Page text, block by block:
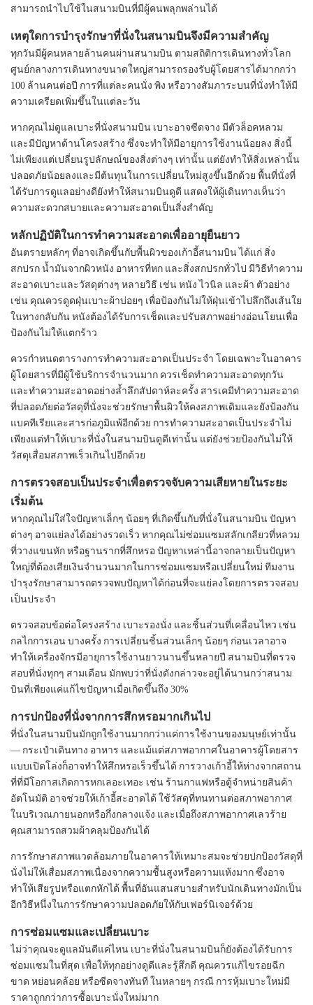
สามารถนำไปใช้ในสนามบินที่มีผู้คนพลุกพล่านได้
เหตุใดการบำรุงรักษาที่นั่งในสนามบินจึงมีความสำคัญ
ทุกวันมีผู้คนหลายล้านคนผ่านสนามบิน ตามสถิติการเดินทางทั่วโลก
ศูนย์กลางการเดินทางขนาดใหญ่สามารถรองรับผู้โดยสารได้มากกว่า
100 ล้านคนต่อปี การที่แต่ละคนนั่ง พิง หรือวางสัมภาระบนที่นั่งทำให้มี
ความเครียดเพิ่มขึ้นในแต่ละวัน
หากคุณไม่ดูแลเบาะที่นั่งสนามบิน เบาะอาจซีดจาง มีตัวล็อคหลวม
และมีปัญหาด้านโครงสร้าง ซึ่งจะทำให้มีอายุการใช้งานน้อยลง สิ่งนี้
ไม่เพียงแต่เปลี่ยนรูปลักษณ์ของสิ่งต่างๆ เท่านั้น แต่ยังทำให้สิ่งเหล่านั้น
ปลอดภัยน้อยลงและมีต้นทุนในการเปลี่ยนใหม่สูงขึ้นอีกด้วย พื้นที่นั่งที่
ได้รับการดูแลอย่างดียังทำให้สนามบินดูดี แสดงให้ผู้เดินทางเห็นว่า
ความสะดวกสบายและความสะอาดเป็นสิ่งสำคัญ
หลักปฏิบัติในการทำความสะอาดเพื่ออายุยืนยาว
อันตรายหลักๆ ที่อาจเกิดขึ้นกับพื้นผิวของเก้าอี้สนามบิน ได้แก่ สิ่ง
สกปรก น้ำมันจากผิวหนัง อาหารที่หก และสิ่งสกปรกทั่วไป มีวิธีทำความ
สะอาดเบาะและวัสดุต่างๆ หลายวิธี เช่น หนัง ไวนิล และผ้า ตัวอย่าง
เช่น คุณควรดูดฝุ่นเบาะผ้าบ่อยๆ เพื่อป้องกันไม่ให้ฝุ่นเข้าไปลึกถึงเส้นใย
ในทางกลับกัน หนังต้องได้รับการเช็ดและปรับสภาพอย่างอ่อนโยนเพื่อ
ป้องกันไม่ให้แตกร้าว
ควรกำหนดตารางการทำความสะอาดเป็นประจำ โดยเฉพาะในอาคาร
ผู้โดยสารที่มีผู้ใช้บริการจำนวนมาก ควรเช็ดทำความสะอาดทุกวัน
และทำความสะอาดอย่างล้ำลึกสัปดาห์ละครั้ง สารเคมีทำความสะอาด
ที่ปลอดภัยต่อวัสดุที่นั่งจะช่วยรักษาพื้นผิวให้คงสภาพเดิมและยังป้องกัน
แบคทีเรียและสารก่อภูมิแพ้อีกด้วย การทำความสะอาดเป็นประจำไม่
เพียงแต่ทำให้เบาะที่นั่งในสนามบินดูดีเท่านั้น แต่ยังช่วยป้องกันไม่ให้
วัสดุเสื่อมสภาพเร็วเกินไปอีกด้วย
การตรวจสอบเป็นประจำเพื่อตรวจจับความเสียหายในระยะ
เริ่มต้น
หากคุณไม่ใส่ใจปัญหาเล็กๆ น้อยๆ ที่เกิดขึ้นกับที่นั่งในสนามบิน ปัญหา
ต่างๆ อาจแย่ลงได้อย่างรวดเร็ว หากคุณไม่ซ่อมแซมสลักเกลียวที่หลวม
ที่วางแขนหัก หรือฐานรากที่สึกหรอ ปัญหาเหล่านี้อาจกลายเป็นปัญหา
ใหญ่ที่ต้องเสียเงินจำนวนมากในการซ่อมแซมหรือเปลี่ยนใหม่ ทีมงาน
บำรุงรักษาสามารถตรวจพบปัญหาได้ก่อนที่จะแย่ลงโดยการตรวจสอบ
เป็นประจำ
ตรวจสอบข้อต่อโครงสร้าง เบาะรองนั่ง และชิ้นส่วนที่เคลื่อนไหว เช่น
กลไกการเอน บางครั้ง การเปลี่ยนชิ้นส่วนเล็กๆ น้อยๆ ก่อนเวลาอาจ
ทำให้เครื่องจักรมีอายุการใช้งานยาวนานขึ้นหลายปี สนามบินที่ตรวจ
สอบที่นั่งทุกๆ สามเดือน มักพบว่าที่นั่งดังกล่าวจะอยู่ได้นานกว่าสนาม
บินที่เพียงแค่แก้ไขปัญหาเมื่อเกิดขึ้นถึง 30%
การปกป้องที่นั่งจากการสึกหรอมากเกินไป
ที่นั่งในสนามบินมักถูกใช้งานมากกว่าแค่การใช้งานของมนุษย์เท่านั้น
— กระเป๋าเดินทาง อาหาร และแม้แต่สภาพอากาศในอาคารผู้โดยสาร
แบบเปิดโล่งก็อาจทำให้สึกหรอเร็วขึ้นได้ การวางเก้าอี้ให้ห่างจากสถาน
ที่ที่มีโอกาสเกิดการหกเลอะเทอะ เช่น ร้านกาแฟหรือตู้จำหน่ายสินค้า
อัตโนมัติ อาจช่วยให้เก้าอี้สะอาดได้ ใช้วัสดุที่ทนทานต่อสภาพอากาศ
ในบริเวณภายนอกหรือกึ่งกลางแจ้ง และเมื่อถึงสภาพอากาศเลวร้าย
คุณสามารถสวมผ้าคลุมป้องกันได้
การรักษาสภาพแวดล้อมภายในอาคารให้เหมาะสมจะช่วยปกป้องวัสดุที่
นั่งไม่ให้เสื่อมสภาพเนื่องจากความชื้นสูงหรือความแห้งมาก ซึ่งอาจ
ทำให้เสียรูปหรือแตกหักได้ พื้นที่อันแสนสบายสำหรับนักเดินทางมักเป็น
อีกวิธีหนึ่งในการรักษาความปลอดภัยให้กับเฟอร์นิเจอร์ด้วย
การซ่อมแซมและเปลี่ยนเบาะ
ไม่ว่าคุณจะดูแลมันดีแค่ไหน เบาะที่นั่งในสนามบินก็ยังต้องได้รับการ
ซ่อมแซมในที่สุด เพื่อให้ทุกอย่างดูดีและรู้สึกดี คุณควรแก้ไขรอยฉีก
ขาด หย่อนคล้อย หรือซีดจางทันที ในหลายๆ กรณี การหุ้มเบาะใหม่มี
ราคาถูกกว่าการซื้อเบาะนั่งใหม่มาก